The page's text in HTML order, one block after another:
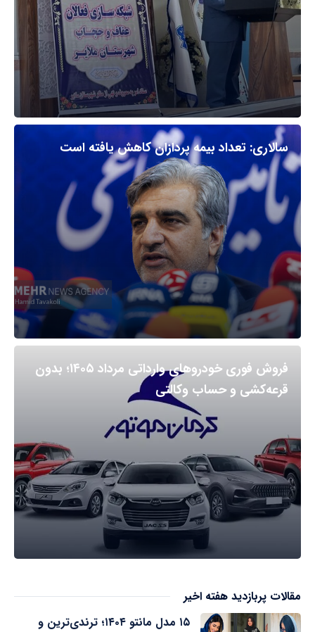
سالاری: تعداد بیمه پردازان کاهش یافته است
فروش فوری خودروهای وارداتی مرداد ۱۴۰۵؛ بدون
قرعه‌کشی و حساب وکالتی
مقالات پربازدید هفته اخیر
۱۵ مدل مانتو ۱۴۰۴؛ ترندی‌ترین و